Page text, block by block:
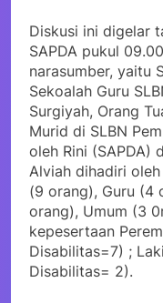
Diskusi ini digelar
SAPDA pukul
narasumber, yaitu
Sekoalah Guru
Surgiyah, Orang
Murid di SLBN
oleh Rini (SAPDA)
Alviah dihadiri
(9 orang), Guru (4
orang), Umum (3
kepesertaan
Disabilitas=7) ;
Disabilitas= 2).